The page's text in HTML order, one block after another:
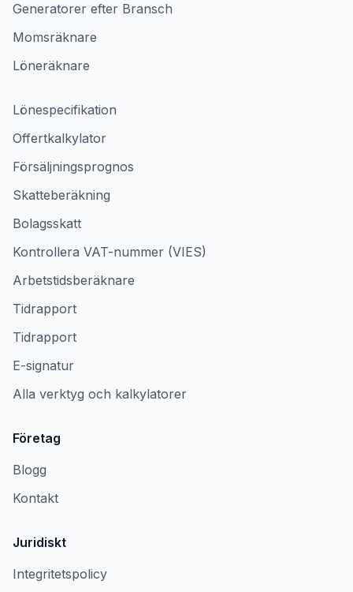
Generatorer efter Bransch
Momsräknare
Löneräknare
Lönespecifikation
Offertkalkylator
Försäljningsprognos
Skatteberäkning
Bolagsskatt
Kontrollera VAT-nummer (VIES)
Arbetstidsberäknare
Tidrapport
Tidrapport
E-signatur
Alla verktyg och kalkylatorer
Företag
Blogg
Kontakt
Juridiskt
Integritetspolicy